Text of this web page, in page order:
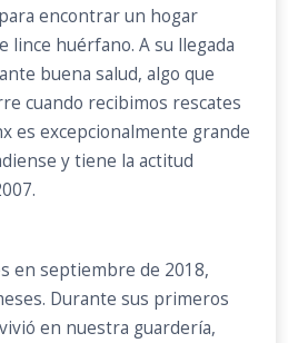
encontrar un hogar
lince huérfano. A su llegada
buena salud, algo que
cuando recibimos rescates
es excepcionalmente grande
y tiene la actitud
en septiembre de 2018,
Durante sus primeros
en nuestra guardería,